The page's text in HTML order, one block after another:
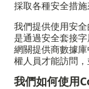
採取各種安全措施
我們提供使用安
是通過安全套接
網關提供商數據
權人員才能訪問，
我們如何使用